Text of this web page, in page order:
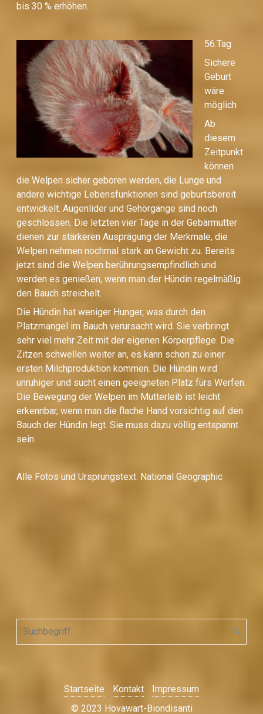
bis 30 % erhöhen.
56.Tag
Sichere
Geburt
wäre
möglich
Ab
diesem
Zeitpunkt
können
die Welpen sicher geboren werden, die Lunge und
andere wichtige Lebensfunktionen sind geburtsbereit
entwickelt. Augenlider und Gehörgänge sind noch
geschlossen. Die letzten vier Tage in der Gebärmutter
dienen zur stärkeren Ausprägung der Merkmale, die
Welpen nehmen nochmal stark an Gewicht zu. Bereits
jetzt sind die Welpen berührungsempfindlich und
werden es genießen, wenn man der Hündin regelmäßig
den Bauch streichelt.
Die Hündin hat weniger Hunger, was durch den
Platzmangel im Bauch verursacht wird. Sie verbringt
sehr viel mehr Zeit mit der eigenen Körperpflege. Die
Zitzen schwellen weiter an, es kann schon zu einer
ersten Milchproduktion kommen. Die Hündin wird
unruhiger und sucht einen geeigneten Platz fürs Werfen.
Die Bewegung der Welpen im Mutterleib ist leicht
erkennbar, wenn man die flache Hand vorsichtig auf den
Bauch der Hündin legt. Sie muss dazu völlig entspannt
sein.
Alle Fotos und Ursprungstext: National Geographic
Startseite Kontakt
Impressum
© 2023 Hovawart-Biondisanti